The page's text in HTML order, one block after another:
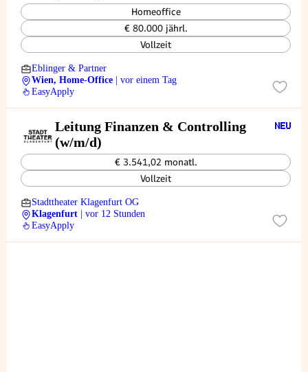
Homeoffice
€ 80.000 jährl.
Vollzeit
Eblinger & Partner
Wien, Home-Office
| vor einem Tag
EasyApply
Leitung Finanzen & Controlling
(w/m/d)
€ 3.541,02 monatl.
Vollzeit
Stadttheater Klagenfurt OG
Klagenfurt
| vor 12 Stunden
EasyApply